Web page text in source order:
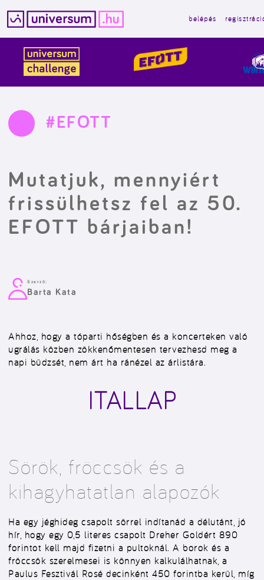
tartalomba
belépés
#EFOTT
Mutatjuk, mennyiért
frissülhetsz fel az 50.
EFOTT bárjaiban!
Szerző:
Barta Kata
Ahhoz, hogy a tóparti hőségben és a koncerteken való
ugrálás közben zökkenőmentesen tervezhesd meg a
napi büdzsét, nem árt ha ránézel az árlistára.
ITALLAP
Sörök, fröccsök és a
kihagyhatatlan alapozók
Ha egy jéghideg csapolt sörrel indítanád a délutánt, jó
hír, hogy egy 0,5 literes csapolt Dreher Goldért 890
forintot kell majd fizetni a pultoknál. A borok és a
fröccsök szerelmesei is könnyen kalkulálhatnak, a
Paulus Fesztivál Rosé decinként 450 forintba kerül, míg